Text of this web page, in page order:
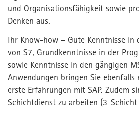
und Organisationsfähigkeit sowie
Denken aus.
Ihr Know-how – Gute Kenntnisse in
von S7, Grundkenntnisse in der
sowie Kenntnisse in den gängigen
Anwendungen bringen Sie ebenfalls
erste Erfahrungen mit SAP. Zudem
Schichtdienst zu arbeiten (3-